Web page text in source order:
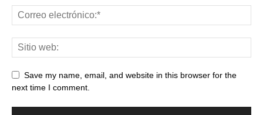
Save my name, email, and website in this browser for the
next time I comment.